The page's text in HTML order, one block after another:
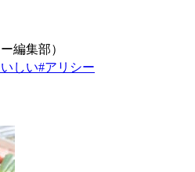
編集部）
しい#アリシー